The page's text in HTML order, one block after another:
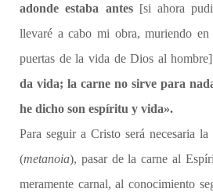
adonde estaba antes[si ahora
llevaré a cabo mi obra, muriendo
puertas de la vida de Dios al hombre]
da vida; la carne no sirve para
he dicho son espíritu y vida».
Para seguir a Cristo será necesaria
(metanoia), pasar de la carne al
meramente carnal, al conocimiento